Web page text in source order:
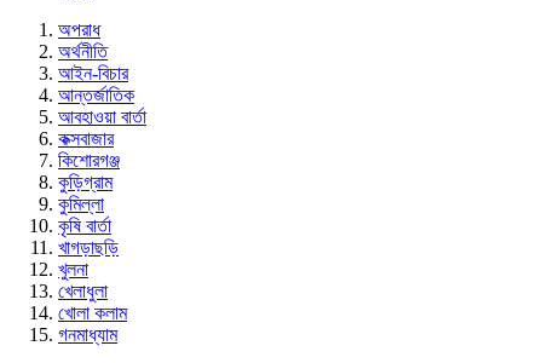
অপরাধ
অর্থনীতি
আইন-বিচার
আন্তর্জাতিক
আবহাওয়া বার্তা
কক্সবাজার
কিশোরগঞ্জ
কুড়িগ্রাম
কুমিল্লা
কৃষি বার্তা
খাগড়াছড়ি
খুলনা
খেলাধুলা
খোলা কলাম
গনমাধ্যাম